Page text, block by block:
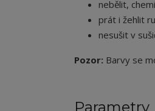
nebělit,
prát i žehlit
nesušit v
Pozor: Barvy se
Parametry